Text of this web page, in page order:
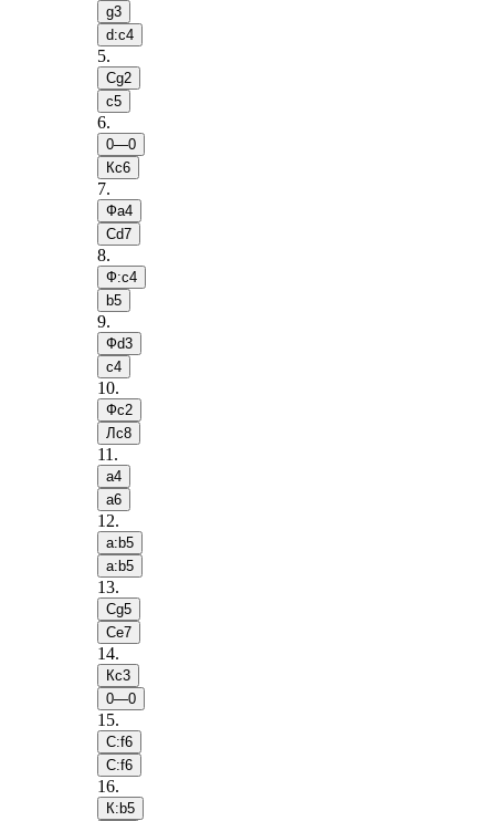
g3
d:c4
5.
Сg2
c5
6.
0—0
Кc6
7.
Фa4
Сd7
8.
Ф:c4
b5
9.
Фd3
c4
10.
Фc2
Лc8
11 .
a4
a6
12.
a:b5
a:b5
13.
Сg5
Сe7
14.
Кc3
0—0
15.
С:f6
С:f6
16.
К:b5